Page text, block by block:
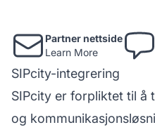
Partner nettside
Learn More
SIPcity-integrering
SIPcity er forpliktet til å
og